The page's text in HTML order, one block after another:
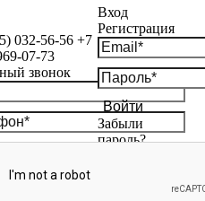
032-56-56 +7
07-73
звонок
Вход
Регистрация
Войти
Забыли
пароль?